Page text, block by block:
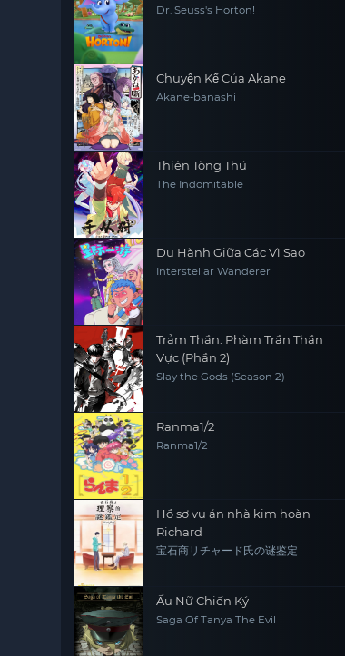
Dr. Seuss's Horton!
Chuyện Kể Của Akane
Akane-banashi
Thiên Tòng Thú
The Indomitable
Du Hành Giữa Các Vì Sao
Interstellar Wanderer
Trảm Thần: Phàm Trần Thần
Vực (Phần 2)
Slay the Gods (Season 2)
Ranma1/2
Ranma1/2
Hồ sơ vụ án nhà kim hoàn
Richard
宝石商リチャード氏の谜鉴定
Ấu Nữ Chiến Ký
Saga Of Tanya The Evil